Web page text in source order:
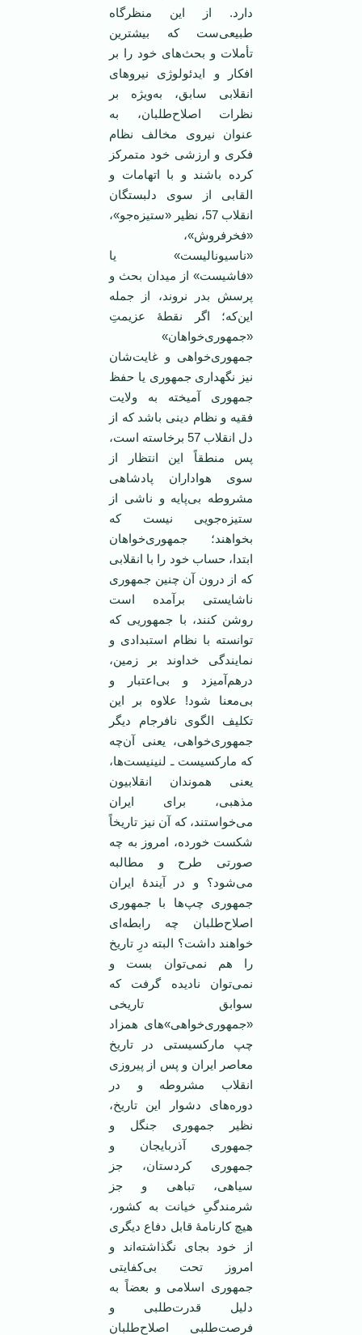
دارد. از این منظرگاه
طبیعی‌ست که بیشترین
تأملات و بحث‌های خود را بر
افکار و ایدئولوژی‌ نیروهای
انقلابی سابق، به‌ویژه بر
نظرات اصلاح‌طلبان، به
عنوان نیروی مخالف نظام
فکری و ارزشی خود متمرکز
کرده باشند و با اتهامات و
القابی از سوی دلبستگان
انقلاب 57، نظیر «ستیزه‌جو»،
«فخرفروش»،
«ناسیونالیست» یا
«فاشیست» از میدان بحث و
پرسش بدر نروند، از جمله
این‌که؛ اگر نقطۀ عزیمتِ
«جمهوری‌خواهان»
جمهوری‌خواهی‌ و غایت‌شان
نیز نگهداری جمهوری یا حفظ
جمهوری آمیخته به ولایت
فقیه و نظام دینی‌‌ باشد که از
دل انقلاب 57 برخاسته است،
پس منطقاً این انتظار از
سوی هواداران پادشاهی
مشروطه بی‌پایه و ناشی از
ستیزه‌جویی‌ نیست که
بخواهند؛ جمهوری‌خواهان
ابتدا، حساب خود را با انقلابی
که از درون آن چنین جمهوری
ناشایستی برآمده است
روشن کنند، با جمهوریی که
توانسته با نظام استبدادی و
نمایندگی خداوند بر زمین،
درهم‌آمیزد و بی‌اعتبار و
بی‌معنا شود! علاوه بر این
تکلیف الگوی نافرجام‌ دیگر
جمهوری‌خواهی، یعنی آن‌چه
که مارکسیست ـ لنینیست‌ها،
یعنی هموندان انقلابیون
مذهبی، برای ایران
می‌خواستند، که آن نیز تاریخاً
شکست خورده، امروز به چه
صورتی طرح و مطالبه
می‌شود؟ و در آیندۀ ایران
جمهوری چپ‌ها با جمهوری
اصلاح‌طلبان چه رابطه‌ای
خواهند داشت؟ البته درِ تاریخ
را هم نمی‌توان بست و
نمی‌توان نادیده گرفت که
سوابق تاریخی
«جمهوری‌خواهی»های همزاد
چپ مارکسیستی در تاریخ
معاصر ایران و پس از پیروزی
انقلاب مشروطه و در
دوره‌های دشوار این تاریخ،
نظیر جمهوری جنگل و
جمهوری آذربایجان و
جمهوری کردستان، جز
سیاهی، تباهی و جز
شرمندگیِ خیانت به کشور،
هیچ کارنامۀ قابل دفاع دیگری
از خود بجای نگذاشته‌اند و
امروز تحت بی‌کفایتی
جمهوری اسلامی و بعضاً به
دلیل قدرت‌طلبی و
فرصت‌طلبی اصلاح‌طلبان